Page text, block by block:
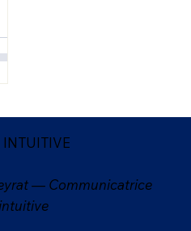
— Communicatrice